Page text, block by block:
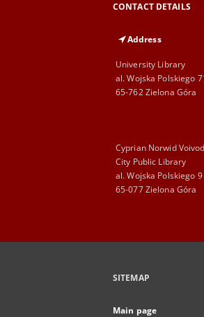
CONTACT DETAILS
Address
University Library
al. Wojska Polskiego
65-762 Zielona Góra
Cyprian Norwid
City Public Library
al. Wojska Polskiego 9
65-077 Zielona Góra
SITEMAP
Main page